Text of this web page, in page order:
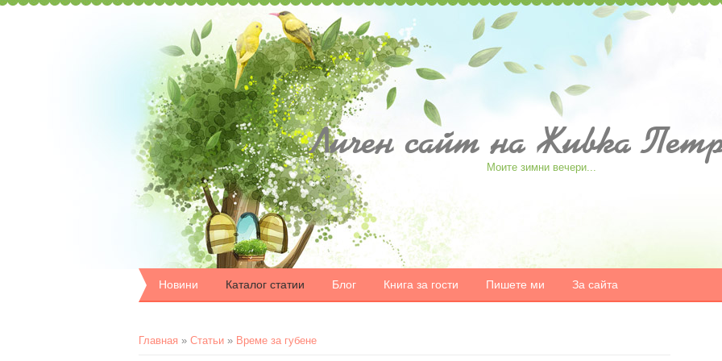
Личен сайт на Живка
Моите зимни вечери...
Новини Каталог статии Блог Книга за гости Пишете ми За сайта
Главная » Статьи » Време за губене